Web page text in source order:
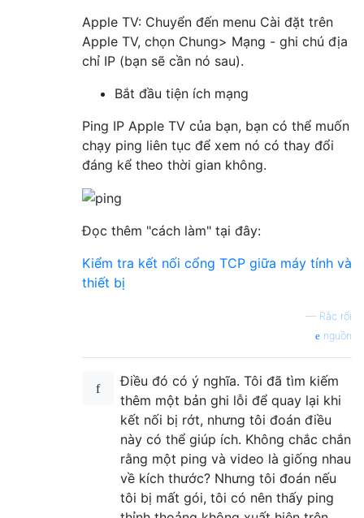
Apple TV: Chuyển đến menu Cài đặt trên
Apple TV, chọn Chung> Mạng - ghi chú địa
chỉ IP (bạn sẽ cần nó sau).
Bắt đầu tiện ích mạng
Ping IP Apple TV của bạn, bạn có thể muốn
chạy ping liên tục để xem nó có thay đổi
đáng kể theo thời gian không.
Đọc thêm "cách làm" tại đây:
Kiểm tra kết nối cổng TCP giữa máy tính và
thiết bị
— Rắc rối
nguồn
Điều đó có ý nghĩa. Tôi đã tìm kiếm
thêm một bản ghi lỗi để quay lại khi
kết nối bị rớt, nhưng tôi đoán điều
này có thể giúp ích. Không chắc chắn
rằng một ping và video là giống nhau
về kích thước? Nhưng tôi đoán nếu
tôi bị mất gói, tôi có nên thấy ping